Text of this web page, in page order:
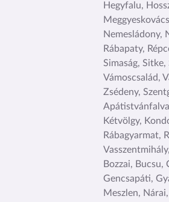
Hegyfalu,
Nemesládony,
Rábapaty,
Simaság,
Vámoscsalád,
Zsédeny,
Kétvölgy,
Rábagyarmat,
Bozzai, Bucsu,
Gencsapáti,
Meszlen,